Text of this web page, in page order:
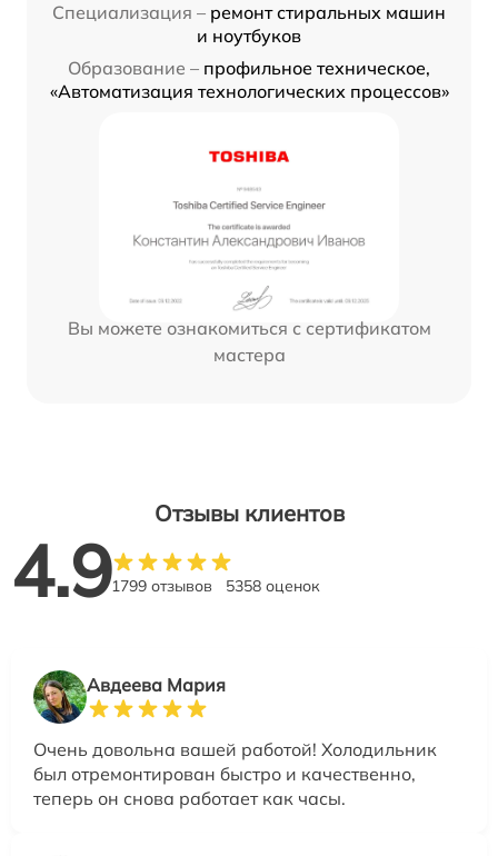
Специализация – ремонт стиральных машин
и ноутбуков
Образование – профильное техническое,
«Автоматизация технологических процессов»
Вы можете ознакомиться с сертификатом
мастера
Отзывы клиентов
4.91799 отзывов 5358 оценок
Авдеева Мария
Очень довольна вашей работой! Холодильник
был отремонтирован быстро и качественно,
теперь он снова работает как часы.